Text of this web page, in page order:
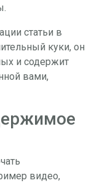
статьи в
куки, он
и содержит
вами,
видео,